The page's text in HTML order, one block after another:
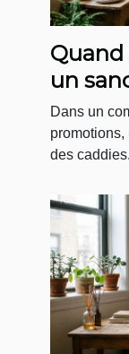
un
être
Dans un
des